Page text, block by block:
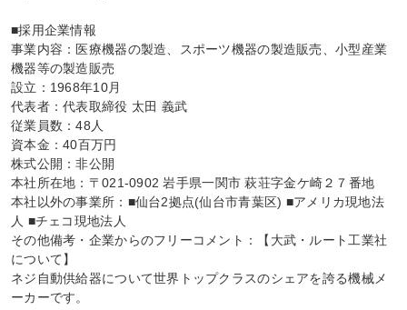
■採用企業情報
事業内容：医療機器の製造、スポーツ機器の製造販売、小型産業
機器等の製造販売
設立：1968年10月
代表者：代表取締役 太田 義武
従業員数：48人
資本金：40百万円
株式公開：非公開
本社所在地：〒021-0902 岩手県一関市 萩荘字金ケ崎２７番地
本社以外の事業所：■仙台2拠点(仙台市青葉区) ■アメリカ現地法
人 ■チェコ現地法人
その他備考・企業からのフリーコメント：【大武・ルート工業社
について】
ネジ自動供給器について世界トップクラスのシェアを誇る機械メ
ーカーです。